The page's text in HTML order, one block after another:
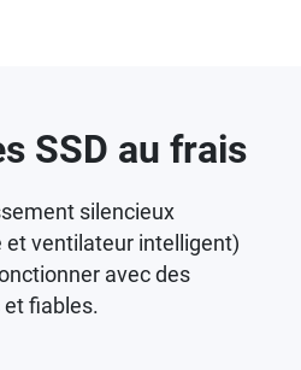
SSD au frais
silencieux
ventilateur intelligent)
avec des
fiables.